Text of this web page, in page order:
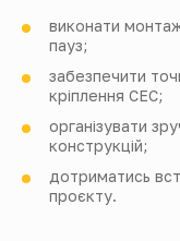
виконати
пауз;
забезпечити
кріплення СЕС;
організувати
конструкцій;
дотриматись
проєкту.